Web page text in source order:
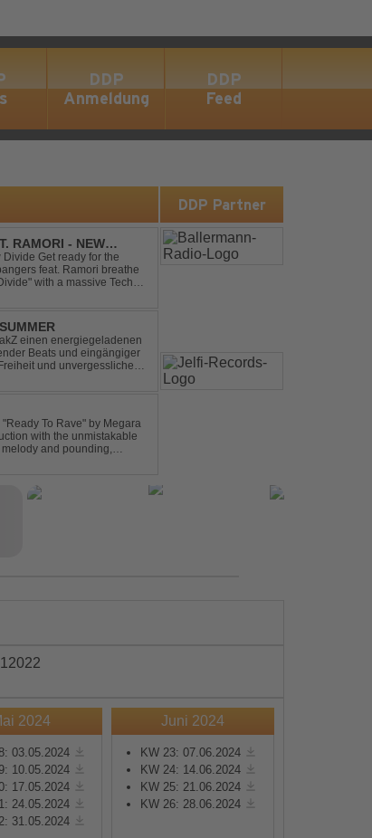
DDP
Anmeldung
DDP
Feed
RAMORI - NEW
Get ready for the
feat. Ramori breathe
with a massive Techno
einen energiegeladenen
Beats und eingängiger
und unvergesslichen
To Rave" by Megara
with the unmistakable
and pounding,
DDP Partner
2022
2024
03.05.2024
10.05.2024
17.05.2024
24.05.2024
31.05.2024
Juni 2024
KW 23: 07.06.2024
KW 24: 14.06.2024
KW 25: 21.06.2024
KW 26: 28.06.2024